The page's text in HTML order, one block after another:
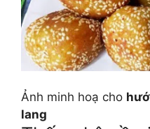
Ảnh minh hoạ cho
lang